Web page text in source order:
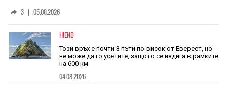
3 05.08.2026
HIEND
Този връх е почти 3 пъти по-висок от Еверест, но
не може да го усетите, защото се издига в рамките
на 600 км
04.08.2026